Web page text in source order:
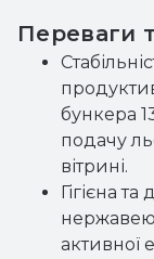
Переваги
бункера
подачу
вітрині.
Гігієна
активної